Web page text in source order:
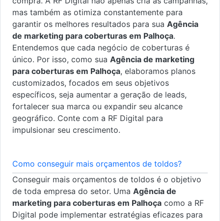
mas também as otimiza constantemente para
garantir os melhores resultados para sua Agência
de marketing para coberturas em Palhoça.
Entendemos que cada negócio de coberturas é
único. Por isso, como sua Agência de marketing
para coberturas em Palhoça, elaboramos planos
customizados, focados em seus objetivos
específicos, seja aumentar a geração de leads,
fortalecer sua marca ou expandir seu alcance
geográfico. Conte com a RF Digital para
impulsionar seu crescimento.
Como conseguir mais orçamentos de toldos?
Conseguir mais orçamentos de toldos é o objetivo
de toda empresa do setor. Uma Agência de
marketing para coberturas em Palhoça como a RF
Digital pode implementar estratégias eficazes para